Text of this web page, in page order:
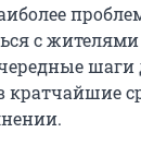
с
шаги
кратчайшие